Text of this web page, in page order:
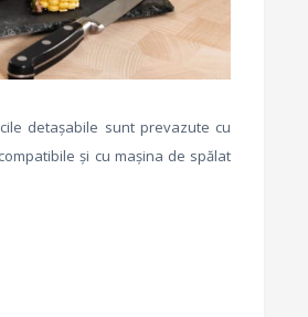
detașabile sunt prevazute cu
și cu mașina de spălat